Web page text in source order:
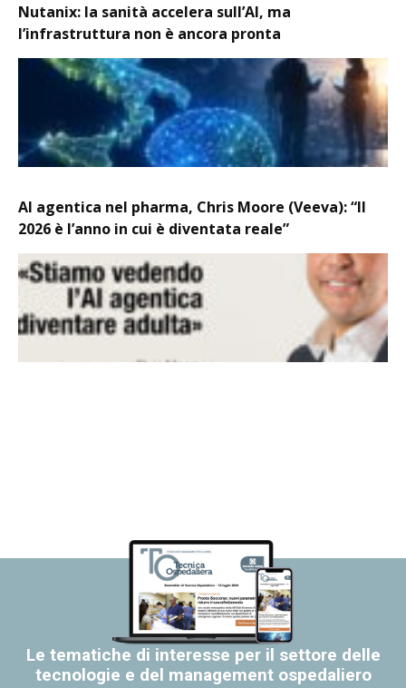
Nutanix: la sanità accelera sull’AI, ma
l’infrastruttura non è ancora pronta
AI agentica nel pharma, Chris Moore (Veeva): “Il
2026 è l’anno in cui è diventata reale”
Le tematiche di interesse per il settore delle
tecnologie e del management ospedaliero